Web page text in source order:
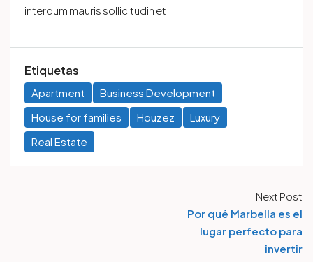
interdum mauris sollicitudin et.
Etiquetas
Apartment
Business Development
House for families
Houzez
Luxury
Real Estate
Next Post
Por qué Marbella es el
lugar perfecto para
invertir